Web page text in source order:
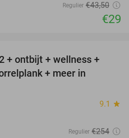
Regulier €43,50
€29
33%
+ ontbijt + wellness +
+ meer in
9.1 star
Regulier €254